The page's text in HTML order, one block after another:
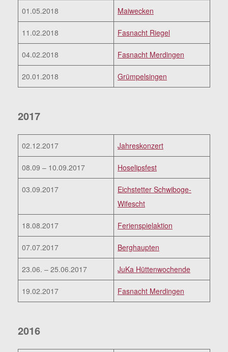
01.05.2018 Maiwecken
11.02.2018 Fasnacht Riegel
04.02.2018 Fasnacht Merdingen
20.01.2018 Grümpelsingen
2017
02.12.2017 Jahreskonzert
08.09 – 10.09.2017 Hoselipsfest
03.09.2017
Eichstetter Schwiboge-
Wifescht
18.08.2017 Ferienspielaktion
07.07.2017 Berghaupten
23.06. – 25.06.2017 JuKa Hüttenwochende
19.02.2017 Fasnacht Merdingen
2016